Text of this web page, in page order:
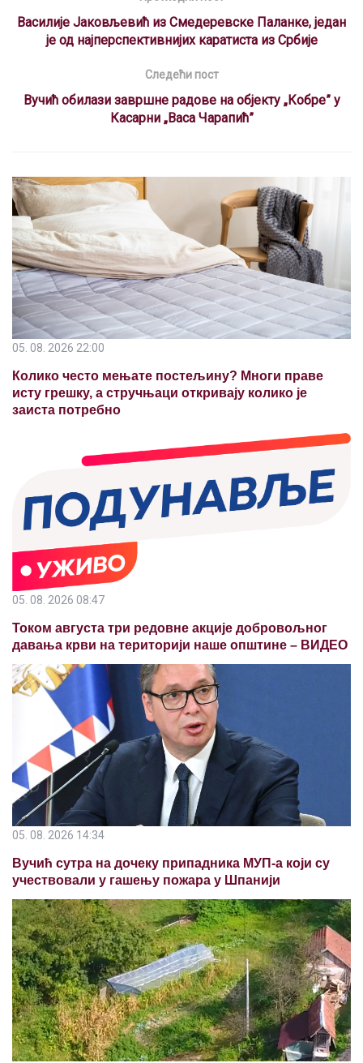
o
k
p
p
m
s
Василије Јаковљевић из Смедеревске Паланке, један
је од најперспективнијих каратиста из Србије
Следећи пост
Вучић обилази завршне радове на објекту „Кобре” у
Касарни „Васа Чарапић”
05. 08. 2026 22:00
Колико често мењате постељину? Многи праве
исту грешку, а стручњаци откривају колико је
заиста потребно
05. 08. 2026 08:47
Током августа три редовне акције добровољног
давања крви на територији наше општине – ВИДЕО
05. 08. 2026 14:34
Вучић сутра на дочеку припадника МУП-а који су
учествовали у гашењу пожара у Шпанији